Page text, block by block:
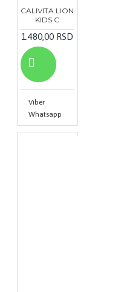
CALIVITA LION
KIDS C
1.480,00 RSD
Viber
Whatsapp